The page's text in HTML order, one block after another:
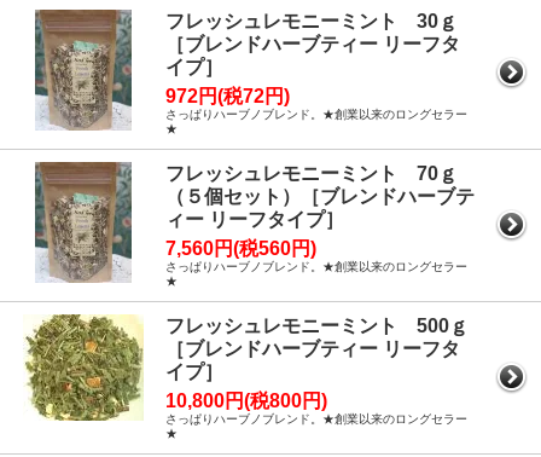
フレッシュレモニーミント 30ｇ
［ブレンドハーブティー リーフタ
イプ］
972円(税72円)
さっぱりハーブノブレンド。★創業以来のロングセラー
★
フレッシュレモニーミント 70ｇ
（５個セット）［ブレンドハーブテ
ィー リーフタイプ］
7,560円(税560円)
さっぱりハーブノブレンド。★創業以来のロングセラー
★
フレッシュレモニーミント 500ｇ
［ブレンドハーブティー リーフタ
イプ］
10,800円(税800円)
さっぱりハーブノブレンド。★創業以来のロングセラー
★